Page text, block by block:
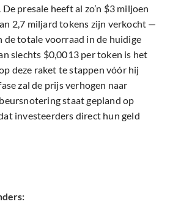
presale heeft al zo’n $3 miljoen
2,7 miljard tokens zijn verkocht —
de totale voorraad in de huidige
slechts $0,0013 per token is het
deze raket te stappen vóór hij
zal de prijs verhogen naar
staat gepland op
investeerders direct hun geld